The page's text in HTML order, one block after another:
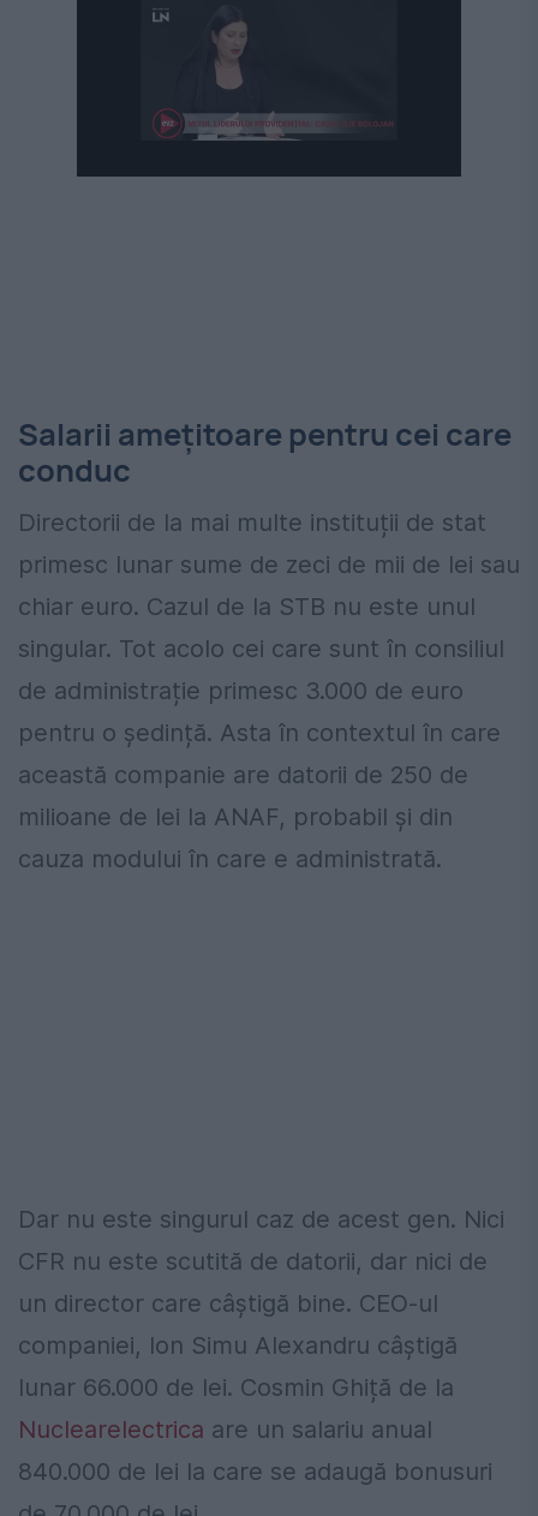
Salarii amețitoare pentru cei care
conduc
Directorii de la mai multe instituții de stat
primesc lunar sume de zeci de mii de lei sau
chiar euro. Cazul de la STB nu este unul
singular. Tot acolo cei care sunt în consiliul
de administrație primesc 3.000 de euro
pentru o ședință. Asta în contextul în care
această companie are datorii de 250 de
milioane de lei la ANAF, probabil și din
cauza modului în care e administrată.
Dar nu este singurul caz de acest gen. Nici
CFR nu este scutită de datorii, dar nici de
un director care câștigă bine. CEO-ul
companiei, Ion Simu Alexandru câștigă
lunar 66.000 de lei. Cosmin Ghiță de la
Nuclearelectrica are un salariu anual
840.000 de lei la care se adaugă bonusuri